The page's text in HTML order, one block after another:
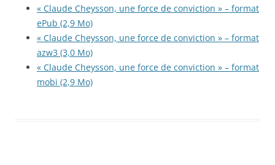
« Claude Cheysson, une force de conviction » – format
ePub (2,9 Mo)
« Claude Cheysson, une force de conviction » – format
azw3 (3,0 Mo)
« Claude Cheysson, une force de conviction » – format
mobi (2,9 Mo)